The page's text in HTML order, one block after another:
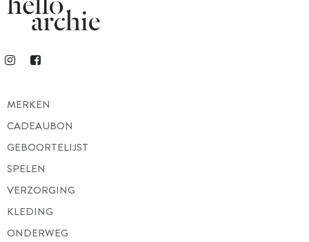
MERKEN
CADEAUBON
GEBOORTELIJST
SPELEN
VERZORGING
KLEDING
ONDERWEG